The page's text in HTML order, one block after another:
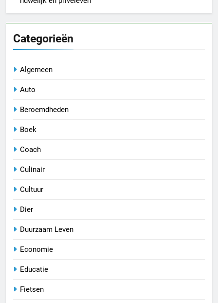
Categorieën
Algemeen
Auto
Beroemdheden
Boek
Coach
Culinair
Cultuur
Dier
Duurzaam Leven
Economie
Educatie
Fietsen